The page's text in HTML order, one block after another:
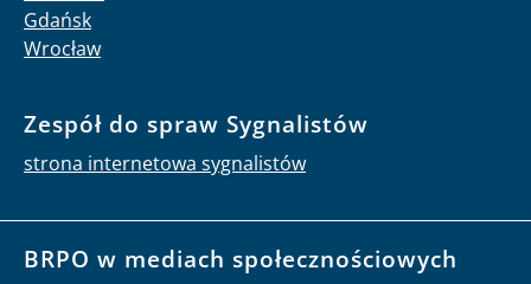
Gdańsk
Wrocław
Zespół do spraw Sygnalistów
strona internetowa sygnalistów
BRPO w mediach społecznościowych